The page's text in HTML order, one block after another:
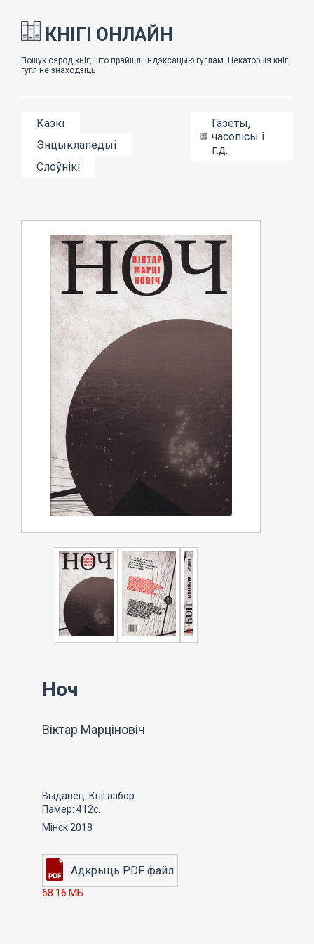
КНІГІ ОНЛАЙН
Казкі
Энцыклапедыі
Слоўнікі
Газеты,
часопісы і
г.д.
Ноч
Віктар Марціновіч
Выдавец: Кнігазбор
Памер: 412с.
Мінск 2018
68.16 МБ